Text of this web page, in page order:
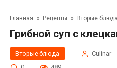
Главная » Рецепты » Вторые блюда
Грибной суп с
Вторые блюда Сulinar